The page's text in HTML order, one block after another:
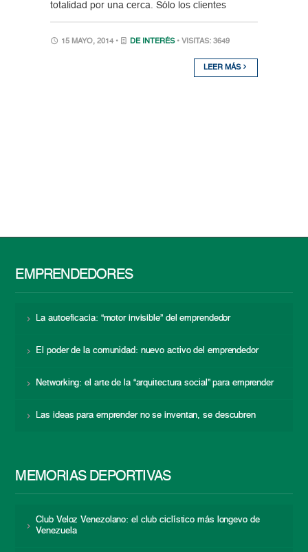
totalidad por una cerca. Sólo los clientes
15 MAYO, 2014 • DE INTERÉS • VISITAS: 3649
LEER MÁS
EMPRENDEDORES
La autoeficacia: “motor invisible” del emprendedor
El poder de la comunidad: nuevo activo del emprendedor
Networking: el arte de la “arquitectura social” para emprender
Las ideas para emprender no se inventan, se descubren
MEMORIAS DEPORTIVAS
Club Veloz Venezolano: el club ciclístico más longevo de
Venezuela